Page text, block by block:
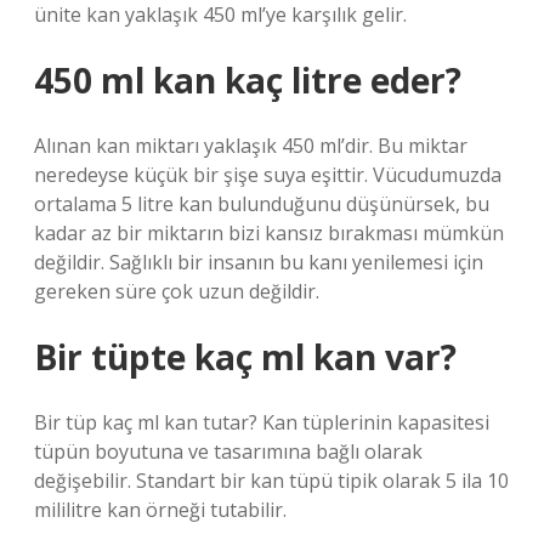
ünite kan yaklaşık 450 ml’ye karşılık gelir.
450 ml kan kaç litre eder?
Alınan kan miktarı yaklaşık 450 ml’dir. Bu miktar
neredeyse küçük bir şişe suya eşittir. Vücudumuzda
ortalama 5 litre kan bulunduğunu düşünürsek, bu
kadar az bir miktarın bizi kansız bırakması mümkün
değildir. Sağlıklı bir insanın bu kanı yenilemesi için
gereken süre çok uzun değildir.
Bir tüpte kaç ml kan var?
Bir tüp kaç ml kan tutar? Kan tüplerinin kapasitesi
tüpün boyutuna ve tasarımına bağlı olarak
değişebilir. Standart bir kan tüpü tipik olarak 5 ila 10
mililitre kan örneği tutabilir.